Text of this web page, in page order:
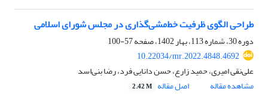
طراحی الگوی ظرفیت خط‌مشی‌گذاری در مجلس شورای اسلامی
دوره 30، شماره 113، بهار 1402، صفحه
57-100
10.22034/mr.2022.4848.4692
علی‌نقی امیری، حمید زارع، حسن دانایی فرد، رضا بنی‌اسد
مشاهده مقاله
اصل مقاله 2.42 M